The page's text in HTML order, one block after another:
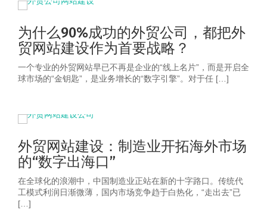
为什么90%成功的外贸公司，都把外
贸网站建设作为首要战略？
一个专业的外贸网站早已不再是企业的“线上名片”，而是开启全
球市场的“金钥匙”，是业务增长的“数字引擎”。对于任 […]
外贸网站建设：制造业开拓海外市场
的“数字出海口”
在全球化的浪潮中，中国制造业正站在新的十字路口。传统代
工模式利润日渐微薄，国内市场竞争趋于白热化，“走出去”已
[…]